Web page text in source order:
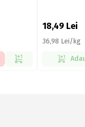
18,49 Lei
36,98 Lei/kg